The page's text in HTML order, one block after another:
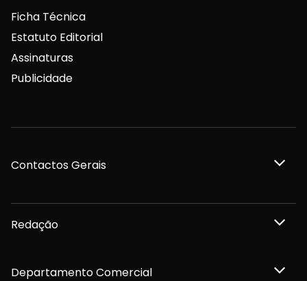
Ficha Técnica
Estatuto Editorial
Assinaturas
Publicidade
Contactos Gerais
Redação
Departamento Comercial